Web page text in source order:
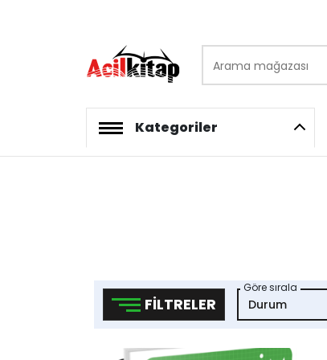
logo
Kategoriler
FILTRELER
Göre sırala